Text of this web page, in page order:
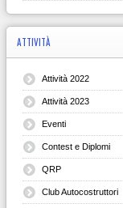
ATTIVITÀ
Attività 2022
Attività 2023
Eventi
Contest e Diplomi
QRP
Club Autocostruttori